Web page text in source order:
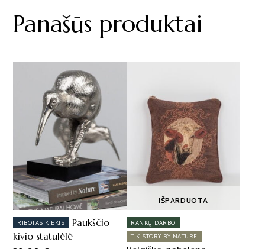
Panašūs produktai
RIBOTAS KIEKIS
Paukščio
kivio statulėlė
RANKŲ DARBO
TIK STORY BY NATURE
IŠPARDUOTA